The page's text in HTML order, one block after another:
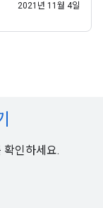
2021년 11월 4일
확인하세요.